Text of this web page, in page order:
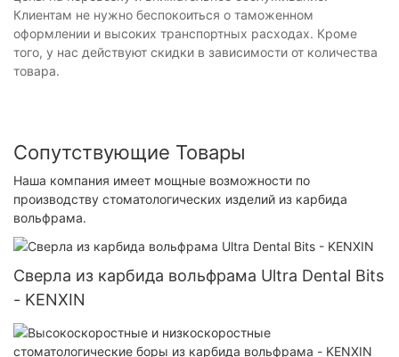
Клиентам не нужно беспокоиться о таможенном
оформлении и высоких транспортных расходах. Кроме
того, у нас действуют скидки в зависимости от количества
товара.
Сопутствующие Товары
Наша компания имеет мощные возможности по
производству стоматологических изделий из карбида
вольфрама.
Сверла из карбида вольфрама Ultra Dental Bits
- KENXIN